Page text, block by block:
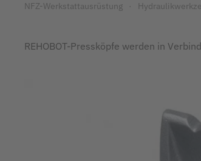
NFZ-Werkstattausrüstung
REHOBOT-Pressköpfe werden in